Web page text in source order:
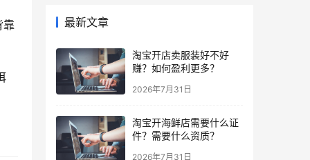
靠
最新文章
淘宝开店卖服装好不好
赚？如何盈利更多？
2026年7月31日
淘宝开海鲜店需要什么证
件？需要什么资质？
2026年7月31日